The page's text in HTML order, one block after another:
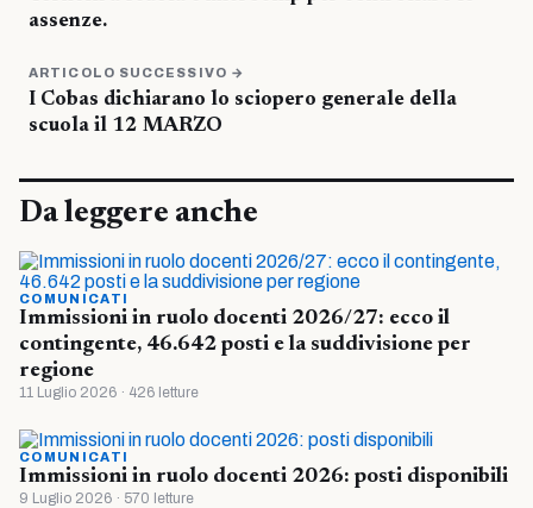
assenze.
ARTICOLO SUCCESSIVO →
I Cobas dichiarano lo sciopero generale della
scuola il 12 MARZO
Da leggere anche
COMUNICATI
Immissioni in ruolo docenti 2026/27: ecco il
contingente, 46.642 posti e la suddivisione per
regione
11 Luglio 2026 · 426 letture
COMUNICATI
Immissioni in ruolo docenti 2026: posti disponibili
9 Luglio 2026 · 570 letture